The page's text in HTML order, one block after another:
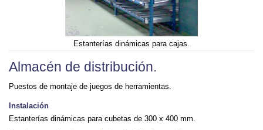
Estanterías dinámicas para cajas.
Almacén de distribución.
Puestos de montaje de juegos de herramientas.
Instalación
Estanterías dinámicas para cubetas de 300 x 400 mm.